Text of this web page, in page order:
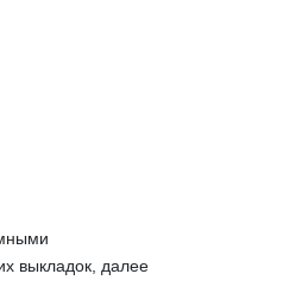
выкладок, далее